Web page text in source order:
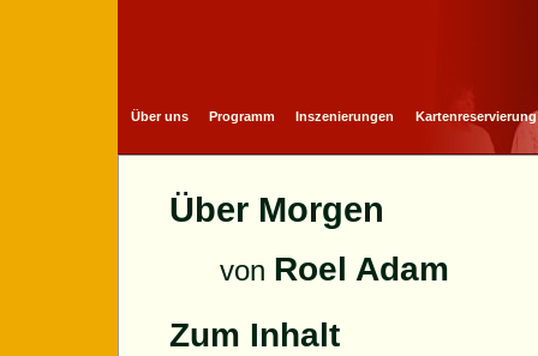
Über uns Programm Inszenierungen Kartenreservierung
Über Morgen
von Roel Adam
Zum Inhalt